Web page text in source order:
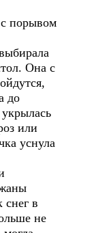
с порывом
Она с
до
или
уснула
снег в
не